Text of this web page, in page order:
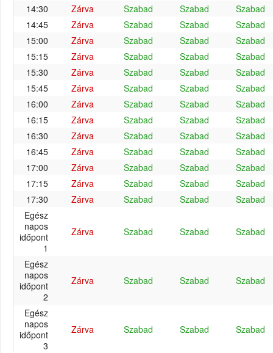
14:30
Zárva Szabad Szabad
Szabad
14:45
Zárva Szabad Szabad
Szabad
15:00
Zárva Szabad Szabad
Szabad
15:15
Zárva Szabad Szabad
Szabad
15:30
Zárva Szabad Szabad
Szabad
15:45
Zárva Szabad Szabad
Szabad
16:00
Zárva Szabad Szabad
Szabad
16:15
Zárva Szabad Szabad
Szabad
16:30
Zárva Szabad Szabad
Szabad
16:45
Zárva Szabad Szabad
Szabad
17:00
Zárva Szabad Szabad
Szabad
17:15
Zárva Szabad Szabad
Szabad
17:30
Zárva Szabad Szabad
Szabad
Egész
napos
időpont
1
Zárva Szabad Szabad Szabad
Egész
napos
időpont
2
Zárva Szabad Szabad Szabad
Egész
napos
időpont
3
Zárva Szabad Szabad Szabad